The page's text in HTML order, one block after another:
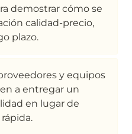
demostrar cómo se
calidad-precio,
plazo.
y equipos
a entregar un
en lugar de